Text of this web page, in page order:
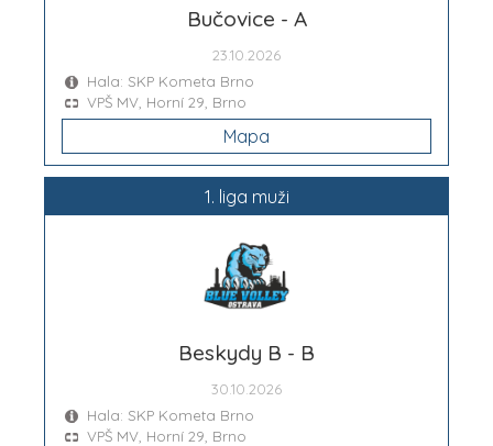
Bučovice - A
23.10.2026
Hala: SKP Kometa Brno
VPŠ MV, Horní 29, Brno
Mapa
1. liga muži
Beskydy B - B
30.10.2026
Hala: SKP Kometa Brno
VPŠ MV, Horní 29, Brno